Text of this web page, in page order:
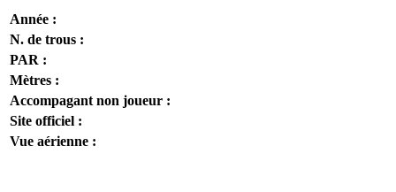
Année :
N. de trous :
PAR :
Mètres :
Accompagant non joueur :
Site officiel :
Vue aérienne :